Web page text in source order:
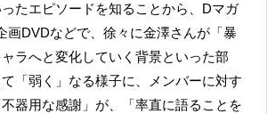
たエピソードを知ることから、Dマガ
画DVDなどで、徐々に金澤さんが「暴
ラへと変化していく背景といった部
「弱く」なる様子に、メンバーに対す
器用な感謝」が、「率直に語ることを